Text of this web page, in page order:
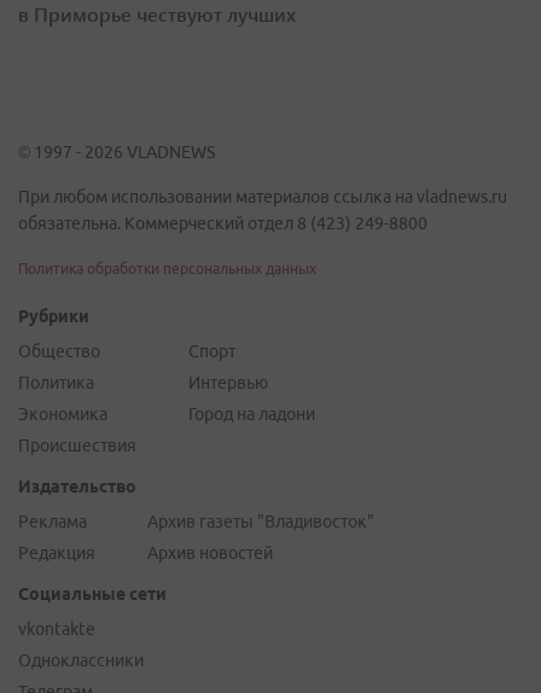
в Приморье чествуют лучших
© 1997 - 2026 VLADNEWS
При любом использовании материалов ссылка на vladnews.ru
обязательна. Коммерческий отдел 8 (423) 249-8800
Политика обработки персональных данных
Рубрики
Общество
Политика
Экономика
Происшествия
Спорт
Интервью
Город на ладони
Издательство
Реклама
Редакция
Архив газеты "Владивосток"
Архив новостей
Социальные сети
vkontakte
Одноклассники